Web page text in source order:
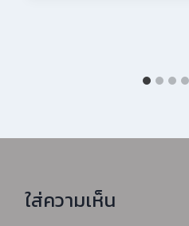
ใส่ความเห็น